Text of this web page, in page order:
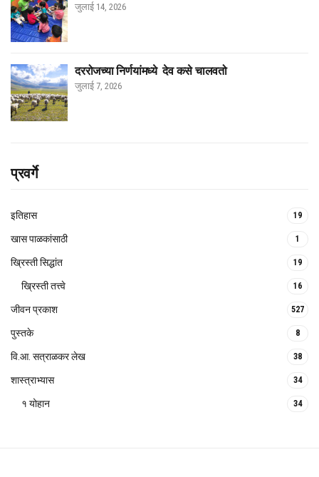
जुलाई 14, 2026
दररोजच्या निर्णयांमध्ये देव कसे चालवतो
जुलाई 7, 2026
प्रवर्गे
इतिहास 19
खास पाळकांसाठी 1
ख्रिस्ती सिद्धांत 19
ख्रिस्ती तत्त्वे 16
जीवन प्रकाश 527
पुस्तके 8
वि.आ. सत्राळकर लेख 38
शास्त्राभ्यास 34
१ योहान 34